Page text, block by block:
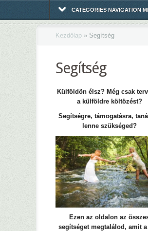
CATEGORIES NAVIGATION
Kezdőlap » Segítség
Segítség
Külföldön élsz? Még csak
a külföldre költözést?
Segítségre, támogatásra,
lenne szükséged?
Ezen az oldalon az
segítséget megtalálod, amit a